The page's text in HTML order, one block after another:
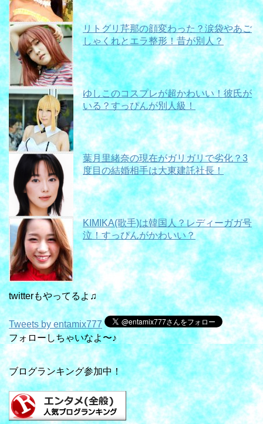
リトグリ芹那の顔変わった？涙袋やあご
しゃくれとエラ整形！昔が別人？
ゆしこのコスプレが超かわいい！彼氏が
いる？すっぴんが別人級！
葉月里緒奈の現在がガリガリで劣化？3
度目の結婚相手は大東建託社長！
KIMIKA(歌手)は韓国人？レディーガガ号
泣！すっぴんがかわいい？
twitterもやってるよ♫
Tweets by entamix777
フォローしちゃいなよ〜♪
ブログランキング参加中！